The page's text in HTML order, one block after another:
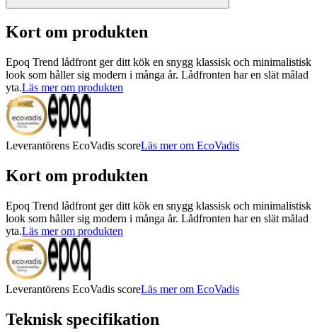
Kort om produkten
Epoq Trend lådfront ger ditt kök en snygg klassisk och minimalistisk
look som håller sig modern i många år. Lådfronten har en slät målad
yta.Läs mer om produkten
Leverantörens EcoVadis scoreLäs mer om EcoVadis
Kort om produkten
Epoq Trend lådfront ger ditt kök en snygg klassisk och minimalistisk
look som håller sig modern i många år. Lådfronten har en slät målad
yta.Läs mer om produkten
Leverantörens EcoVadis scoreLäs mer om EcoVadis
Teknisk specifikation